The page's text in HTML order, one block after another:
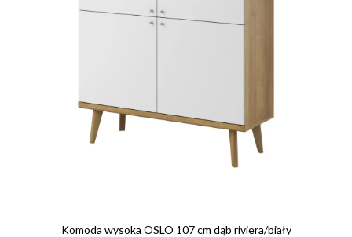
Komoda wysoka OSLO 107 cm dąb riviera/biały